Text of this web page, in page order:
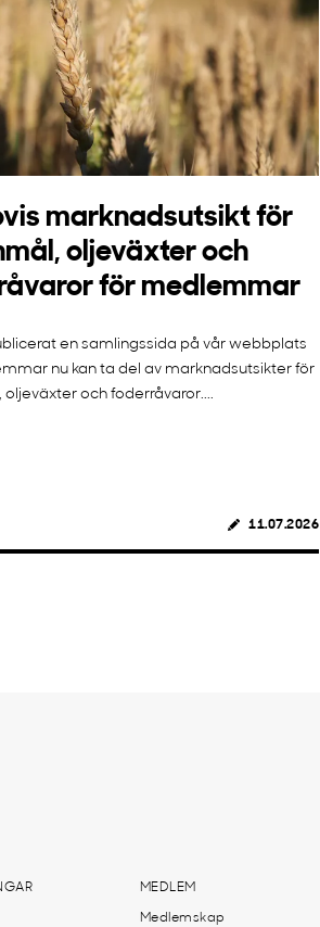
marknadsutsikt för
oljeväxter och
för medlemmar
en samlingssida på vår webbplats
nu kan ta del av marknadsutsikter för
oljeväxter och foderråvaror....
11.07.2026
MEDLEM
Medlemskap